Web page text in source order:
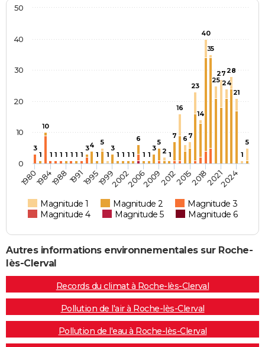
3
1
10
1 1 1 1 1 1 1
34
1
5
1
3
1 1 1 1
6
1 1
3
5
2 1
7
16
6 7
23
14
40
35
25
27
24
28
21
1
5
Magnitude 1 Magnitude 2
Magnitude 3
Magnitude 4
Magnitude 5 Magnitude 6
19801984198819911995199920022006200920122015201820212024
0
10
20
30
40
50
Autres informations environnementales sur Roche-
lès-Clerval
Records du climat à Roche-lès-Clerval
Pollution de l'air à Roche-lès-Clerval
Pollution de l'eau à Roche-lès-Clerval